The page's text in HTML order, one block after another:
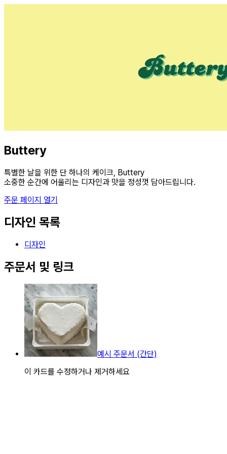
Buttery
특별한 날을 위한 단 하나의 케이크, Buttery
소중한 순간에 어울리는 디자인과 맛을 정성껏 담아드립니다.
주문 페이지 열기
디자인 목록
디자인
주문서 및 링크
예시 주문서 (간단)
이 카드를 수정하거나 제거하세요